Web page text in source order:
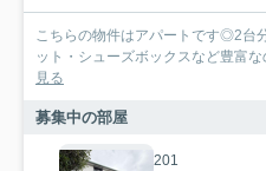
こちらの物件はアパートです◎2台
ット・シューズボックスなど豊富
見る
募集中の部屋
201